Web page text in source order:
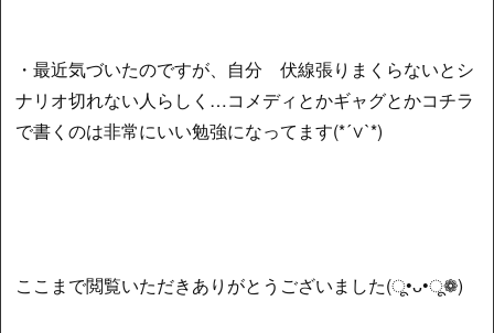
・最近気づいたのですが、自分 伏線張りまくらないとシ
ナリオ切れない人らしく…コメディとかギャグとかコチラ
で書くのは非常にいい勉強になってます(*´∨`*)
ここまで閲覧いただきありがとうございました(ू•ᴗ•ू❁)